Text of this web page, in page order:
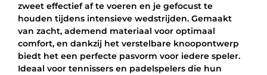
WIT
aantal
zweet effectief af te voeren en je gefocust te
houden tijdens intensieve wedstrijden. Gemaakt
van zacht, ademend materiaal voor optimaal
comfort, en dankzij het verstelbare knoopontwerp
biedt het een perfecte pasvorm voor iedere speler.
Ideaal voor tennissers en padelspelers die hun